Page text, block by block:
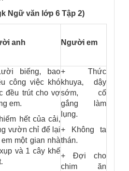
Ngữ văn lớp 6 Tập 2)
anh Người em
biếng, bao
công việc khó
đều trút cho vợ
em.
hết của cải,
vườn chỉ để lại
một gian nhà
và 1 cây khế
+ Thức
khuya, dậy
sớm, cố
gắng làm
lụng.
+ Không ta
thán.
+ Đợi cho
chim ăn